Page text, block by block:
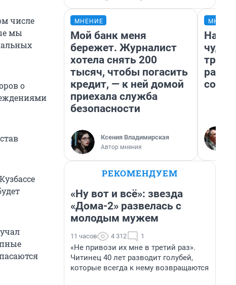
числе
мы
о
МНЕНИЕ
Мой банк меня
бережет. Журналист
хотела снять 200
тысяч, чтобы погасить
кредит, — к ней домой
приехала служба
безопасности
Ксения Владимирская
Автор мнения
РЕКОМЕНДУЕМ
«Ну вот и всё»: звезда
«Дома-2» развелась с
молодым мужем
11 часов 4 312 1
«Не привози их мне в третий раз».
Читинец 40 лет разводит голубей,
которые всегда к нему возвращаются